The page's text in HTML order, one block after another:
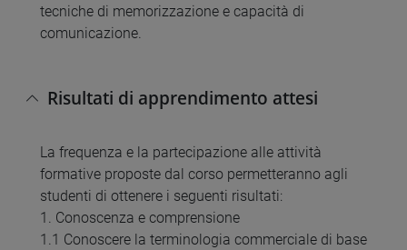
tecniche di memorizzazione e capacità di
comunicazione.
Risultati di apprendimento attesi
La frequenza e la partecipazione alle attività
formative proposte dal corso permetteranno agli
studenti di ottenere i seguenti risultati:
1. Conoscenza e comprensione
1.1 Conoscere la terminologia commerciale di base